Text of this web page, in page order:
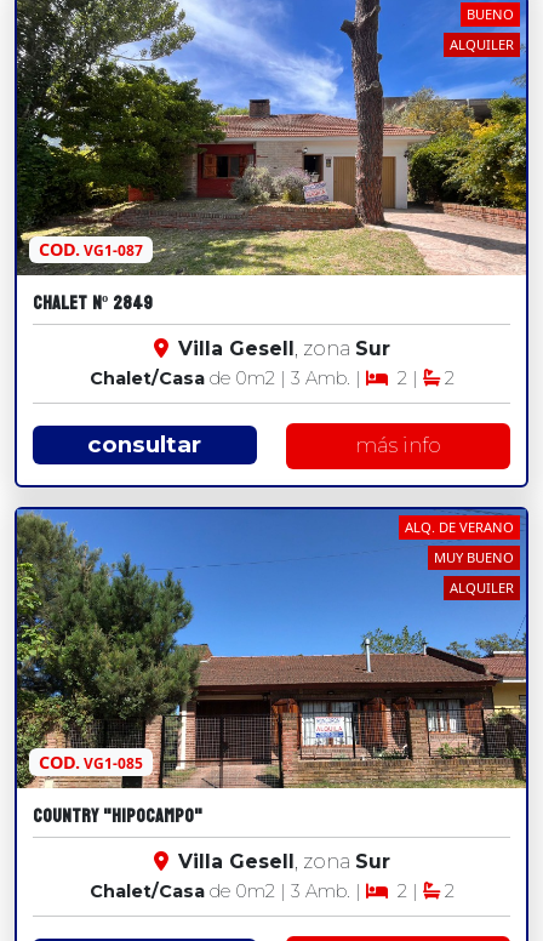
COD.VG1-087
BUENO
ALQUILER
CHALET Nº 2849
Villa Gesell, zona Sur
Chalet/Casade 0m2| 3 Amb. | 2 | 2
consultar más info
COD.VG1-085
ALQ. DE VERANO
MUY BUENO
ALQUILER
COUNTRY "HIPOCAMPO"
Villa Gesell , zona Sur
Chalet/Casade 0m2 | 3 Amb. | 2 | 2